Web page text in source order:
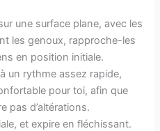
une surface plane, avec les
les genoux, rapproche-les
en position initiale.
un rythme assez rapide,
pour toi, afin que
pas d’altérations.
et expire en fléchissant.